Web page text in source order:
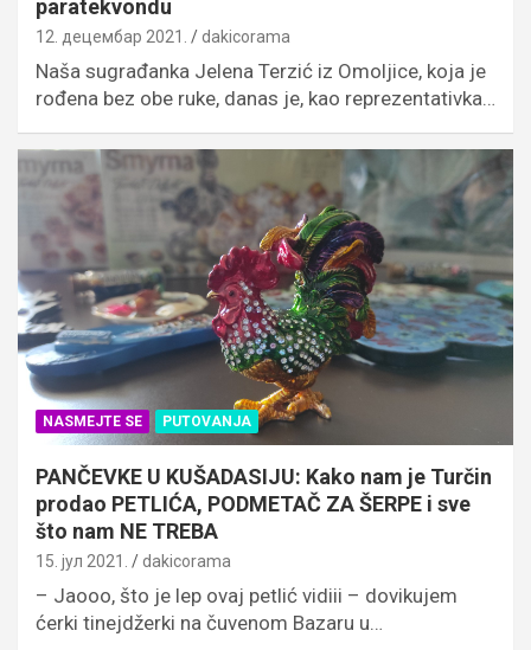
paratekvondu
12. децембар 2021. dakicorama
Naša sugrađanka Jelena Terzić iz Omoljice, koja je
rođena bez obe ruke, danas je, kao reprezentativka…
NASMEJTE SE PUTOVANJA
PANČEVKE U KUŠADASIJU: Kako nam je Turčin
prodao PETLIĆA, PODMETAČ ZA ŠERPE i sve
što nam NE TREBA
15. јул 2021. dakicorama
– Jaooo, što je lep ovaj petlić vidiii – dovikujem
ćerki tinejdžerki na čuvenom Bazaru u…